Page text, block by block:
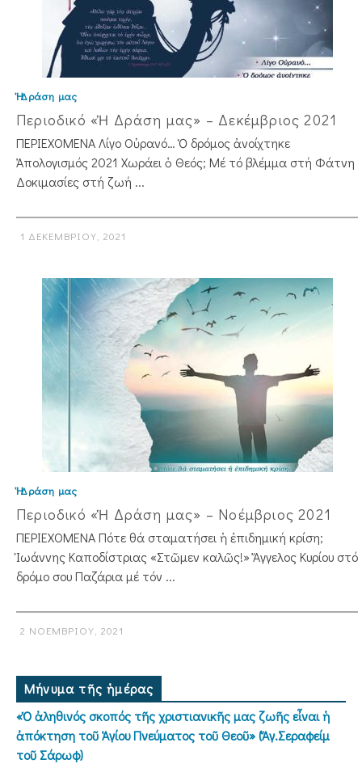
Ἡ Δράση μας
Περιοδικό «Ἡ Δράση μας» – Δεκέμβριος 2021
ΠΕΡΙΕΧΟΜΕΝΑ Λίγο Οὐρανό… Ὁ δρόμος ἀνοίχτηκε
Ἀπολογισμός 2021 Χωράει ὁ Θεός; Μέ τό βλέμμα στή Φάτνη
Δοκιμασίες στή ζωή ...
1 ΔΕΚΕΜΒΡΊΟΥ, 2021
Ἡ Δράση μας
Περιοδικό «Ἡ Δράση μας» – Νοέμβριος 2021
ΠΕΡΙΕΧΟΜΕΝΑ Πότε θά σταματήσει ἡ ἐπιδημική κρίση;
Ἰωάννης Καποδίστριας «Στῶμεν καλῶς!» Ἄγγελος Κυρίου στό
δρόμο σου Παζάρια μέ τόν ...
2 ΝΟΕΜΒΡΊΟΥ, 2021
Μήνυμα τῆς ἡμέρας
«Ὁ ἀληθινός σκοπός τῆς χριστιανικῆς μας ζωῆς εἶναι ἡ
ἀπόκτηση τοῦ Ἁγίου Πνεύματος τοῦ Θεοῦ» (Ἅγ.Σεραφείμ
τοῦ Σάρωφ)